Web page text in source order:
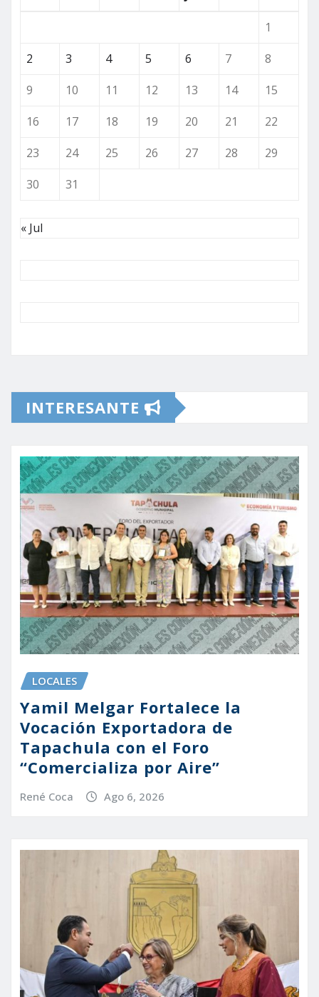
1
2
3 4 5 6 7
8
9
10 11 12 13 14
15
16
17 18 19 20 21
22
23
24 25 26 27 28
29
30
31
« Jul
INTERESANTE
LOCALES
Yamil Melgar Fortalece la
Vocación Exportadora de
Tapachula con el Foro
“Comercializa por Aire”
René Coca Ago 6, 2026